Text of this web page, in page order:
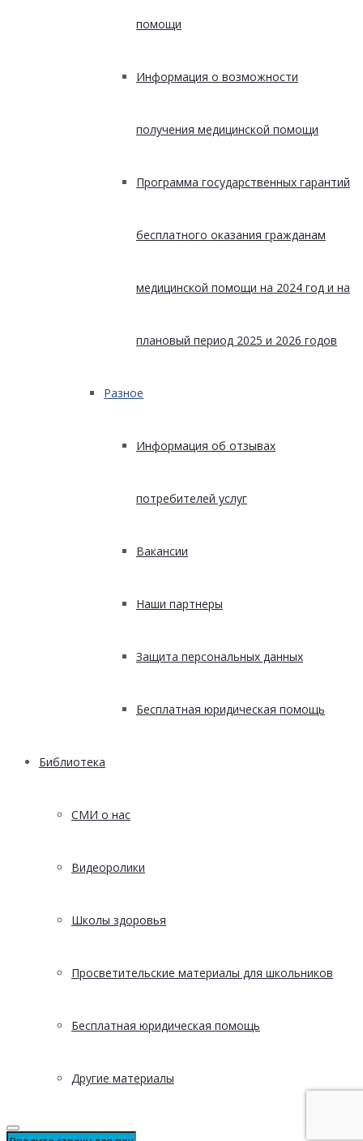
помощи
Информация о возможности
получения медицинской помощи
Программа государственных гарантий
бесплатного оказания гражданам
медицинской помощи на 2024 год и на
плановый период 2025 и 2026 годов
Разное
Информация об отзывах
потребителей услуг
Вакансии
Наши партнеры
Защита персональных данных
Бесплатная юридическая помощь
Библиотека
СМИ о нас
Видеоролики
Школы здоровья
Просветительские материалы для школьников
Бесплатная юридическая помощь
Другие материалы